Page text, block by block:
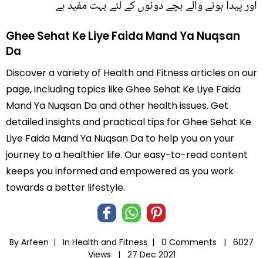
اور پیدا ہونے والے بچے دونوں کے لئے بہت مفید ہے
Ghee Sehat Ke Liye Faida Mand Ya Nuqsan
Da
Discover a variety of Health and Fitness articles on our
page, including topics like Ghee Sehat Ke Liye Faida
Mand Ya Nuqsan Da and other health issues. Get
detailed insights and practical tips for Ghee Sehat Ke
Liye Faida Mand Ya Nuqsan Da to help you on your
journey to a healthier life. Our easy-to-read content
keeps you informed and empowered as you work
towards a better lifestyle.
By Arfeen | In Health and Fitness | 0 Comments |
6027
Views |
27 Dec 2021